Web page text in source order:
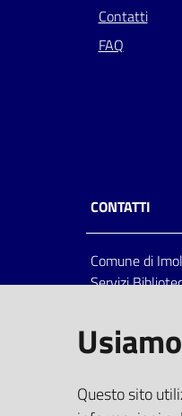
Contatti
FAQ
CONTATTI
Comune di
Servizi
Italia
centralino: tel
PEC
Questo sito